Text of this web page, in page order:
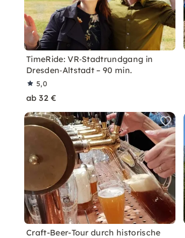
TimeRide: VR‑Stadtrundgang in
Dresden‑Altstadt – 90 min.
5,0
ab 32 €
Craft-Beer-Tour durch historische